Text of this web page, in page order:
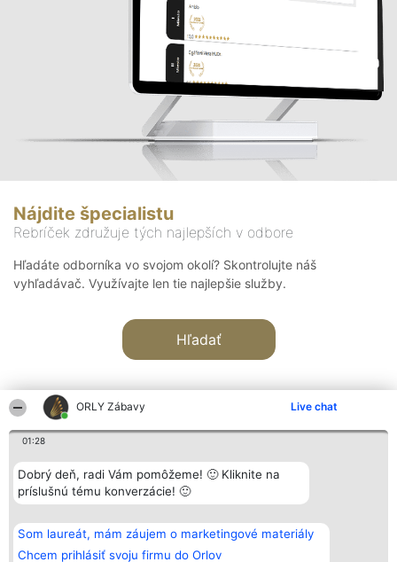
ORLY Zábavy Live chat
01:28
Dobrý deň, radi Vám pomôžeme! 🙂 Kliknite na
príslušnú tému konverzácie! 🙂
Som laureát, mám záujem o marketingové materiály
Chcem prihlásiť svoju firmu do Orlov
Nájdite špecialistu
Rebríček združuje tých najlepších v odbore
Hľadáte odborníka vo svojom okolí? Skontrolujte náš
vyhľadávač. Využívajte len tie najlepšie služby.
Hľadať
Organizátor hodnotenia
Bright Side Solutions sp. z o.
o. sp. k.
Wrocław 50-079
KRS 0000749100 | Regon
381313360 | NIP 8943132676
Hodnotenie
Laureáti
Lista
Laureatów
Podmienky
Obchodné
Kontakt
Kontakt